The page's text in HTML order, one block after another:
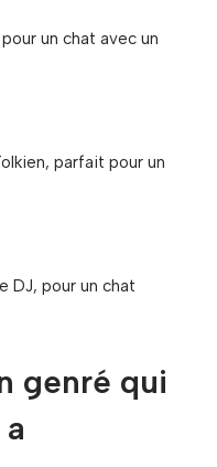
un chat avec un
parfait pour un
DJ, pour un chat
genré qui